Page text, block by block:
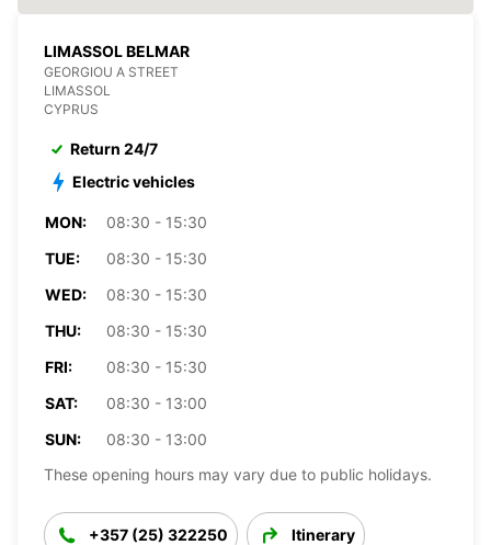
LIMASSOL BELMAR
GEORGIOU A STREET
LIMASSOL
CYPRUS
Return 24/7
Electric vehicles
MON:
08:30 - 15:30
TUE:
08:30 - 15:30
WED:
08:30 - 15:30
THU:
08:30 - 15:30
FRI:
08:30 - 15:30
SAT:
08:30 - 13:00
SUN:
08:30 - 13:00
These opening hours may vary due to public holidays.
+357 (25) 322250 Itinerary